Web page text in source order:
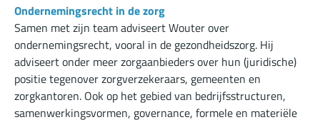
Ondernemingsrecht in de zorg
Samen met zijn team adviseert Wouter over
ondernemingsrecht, vooral in de gezondheidszorg. Hij
adviseert onder meer zorgaanbieders over hun (juridische)
positie tegenover zorgverzekeraars, gemeenten en
zorgkantoren. Ook op het gebied van bedrijfsstructuren,
samenwerkingsvormen, governance, formele en materiële